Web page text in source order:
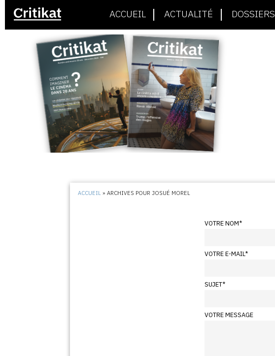
ACCUEIL ACTUALITÉ DOSSIERS
ACCUEIL »ARCHIVES POUR JOSUÉ MOREL
VOTRE NOM*
VOTRE E-MAIL*
SUJET*
VOTRE MESSAGE